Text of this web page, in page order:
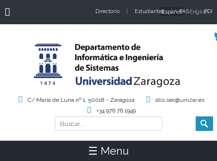
Directorio Estudiantes PAS PDI
Idiomas
Español English
Formulario de búsqueda
Buscar
C/ María de Luna nº 1, 50018 - Zaragoza
diis.sec@unizar.es
+34 976 76 1949
☰ Menu